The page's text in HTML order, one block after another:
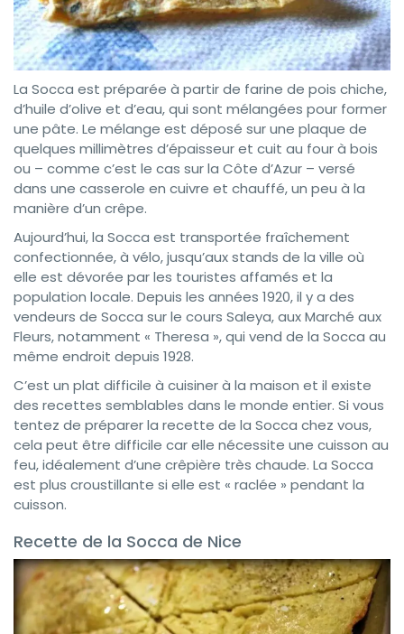
La Socca est préparée à partir de farine de pois chiche,
d’huile d’olive et d’eau, qui sont mélangées pour former
une pâte. Le mélange est déposé sur une plaque de
quelques millimètres d’épaisseur et cuit au four à bois
ou – comme c’est le cas sur la Côte d’Azur – versé
dans une casserole en cuivre et chauffé, un peu à la
manière d’un crêpe.
Aujourd’hui, la Socca est transportée fraîchement
confectionnée, à vélo, jusqu’aux stands de la ville où
elle est dévorée par les touristes affamés et la
population locale. Depuis les années 1920, il y a des
vendeurs de Socca sur le cours Saleya, aux Marché aux
Fleurs, notamment « Theresa », qui vend de la Socca au
même endroit depuis 1928.
C’est un plat difficile à cuisiner à la maison et il existe
des recettes semblables dans le monde entier. Si vous
tentez de préparer la recette de la Socca chez vous,
cela peut être difficile car elle nécessite une cuisson au
feu, idéalement d’une crêpière très chaude. La Socca
est plus croustillante si elle est « raclée » pendant la
cuisson.
Recette de la Socca de Nice